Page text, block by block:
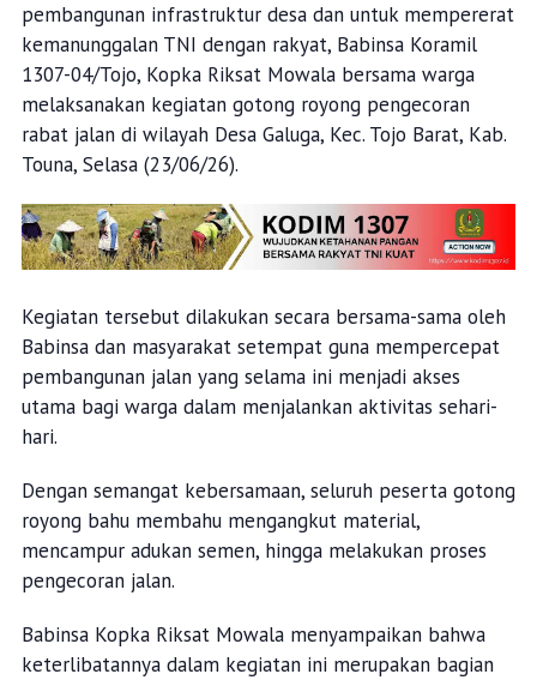
pembangunan infrastruktur desa dan untuk mempererat
kemanunggalan TNI dengan rakyat, Babinsa Koramil
1307-04/Tojo, Kopka Riksat Mowala bersama warga
melaksanakan kegiatan gotong royong pengecoran
rabat jalan di wilayah Desa Galuga, Kec. Tojo Barat, Kab.
Touna, Selasa (23/06/26).
Kegiatan tersebut dilakukan secara bersama-sama oleh
Babinsa dan masyarakat setempat guna mempercepat
pembangunan jalan yang selama ini menjadi akses
utama bagi warga dalam menjalankan aktivitas sehari-
hari.
Dengan semangat kebersamaan, seluruh peserta gotong
royong bahu membahu mengangkut material,
mencampur adukan semen, hingga melakukan proses
pengecoran jalan.
Babinsa Kopka Riksat Mowala menyampaikan bahwa
keterlibatannya dalam kegiatan ini merupakan bagian